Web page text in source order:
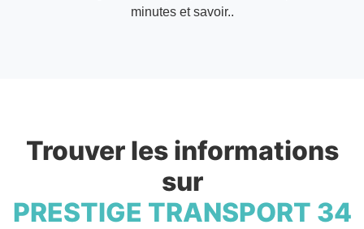
minutes et savoir..
Trouver les informations
sur
PRESTIGE TRANSPORT 34